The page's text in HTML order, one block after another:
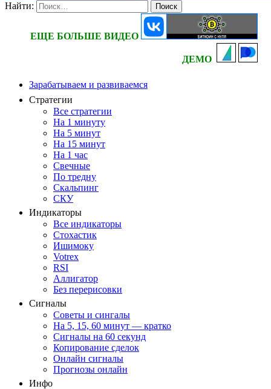
Найти:
ЕЩЕ БОЛЬШЕ ВИДЕО
ДЕМО
Зарабатываем и развиваемся
Стратегии
Все стратегии
На 1 минуту
На 5 минут
На 15 минут
На 1 час
Свечные
По тредну
Скальпинг
СКУ
Индикаторы
Все индикаторы
Стохастик
Ишимоку
Votrex
RSI
Аллигатор
Без перерисовки
Сигналы
Советы и сингалы
На 5, 15, 60 минут — кратко
Сигналы на 60 секунд
Копирование сделок
Онлайн сигналы
Прогнозы онлайн
Инфо